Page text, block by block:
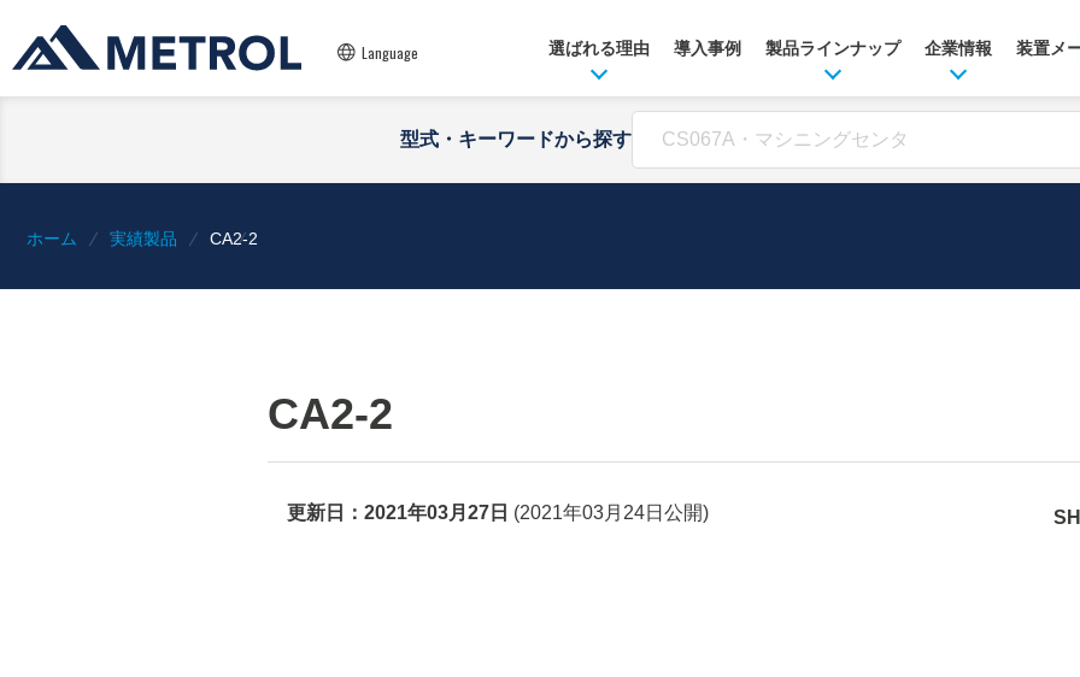
Language 選ばれる理由 導入事例 製品ラインナップ 企業情報 装置メ
型式・キーワードから探す
ホーム 実績製品 CA2-2
CA2-2
更新日： 2021年03月27日 (2021年03月24日 公開)